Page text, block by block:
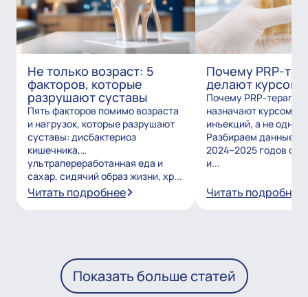
Не только возраст: 5
факторов, которые
разрушают суставы
Пять факторов помимо возраста
и нагрузок, которые разрушают
суставы: дисбактериоз
кишечника,
ультрапереработанная еда и
сахар, сидячий образ жизни, хр...
Читать подробнее
Почему PRP-
делают курсом?
Почему PRP-
назначают курсом из
инъекций, а не
Разбираем данные
2024–2025 годов о
и...
Читать подробнее
Показать больше статей